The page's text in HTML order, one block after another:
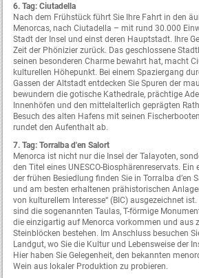
6. Tag: Ciutadella
Nach dem Frühstück führt Sie Ihre Fahrt in den
Menorcas, nach Ciutadella – mit rund 30.000
Stadt der Insel und einst deren Hauptstadt. Ihre
Zeit der Phönizier zurück. Das geschlossene
seinen besonderen Charme bewahrt hat, macht
kulturellen Höhepunkt. Bei einem Spaziergang
Gassen der Altstadt entdecken Sie Spuren der
bewundern die gotische Kathedrale, prächtige
Innenhöfen und den mittelalterlich geprägten
Besuch des alten Hafens mit seinen
rundet den Aufenthalt ab.
7. Tag: Torralba d'en Salort
Menorca ist nicht nur die Insel der Talayoten,
den Titel eines UNESCO-Biosphärenreservats.
der frühen Besiedlung finden Sie in Torralba d’en
und am besten erhaltenen prähistorischen
von kulturellem Interesse“ (BIC) ausgezeichnet
sind die sogenannten Taulas, T-förmige
die einzigartig auf Menorca vorkommen und aus
Steinblöcken bestehen. Im Anschluss besuchen
Landgut, wo Sie die Kultur und Lebensweise der
Hier haben Sie Gelegenheit, den bekannten
Wein aus lokaler Produktion zu probieren.